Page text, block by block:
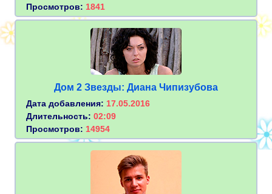
Просмотров: 1841
Дом 2 Звезды: Диана Чипизубова
Дата добавления: 17.05.2016
Длительность: 02:09
Просмотров: 14954